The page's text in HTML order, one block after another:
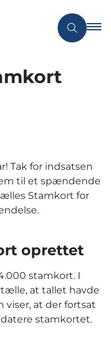
Tak for indsatsen
til et spændende
Stamkort for
oprettet
stamkort. I
at tallet havde
viser, at der fortsat
stamkortet.